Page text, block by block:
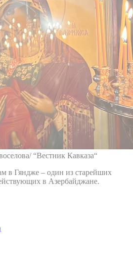
“Вестник Кавказа“
в Гяндже – один из старейших
в Азербайджане.